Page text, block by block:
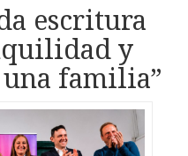
escritura
y
familia”